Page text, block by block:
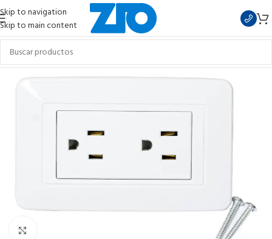
Skip to navigation
Skip to main content